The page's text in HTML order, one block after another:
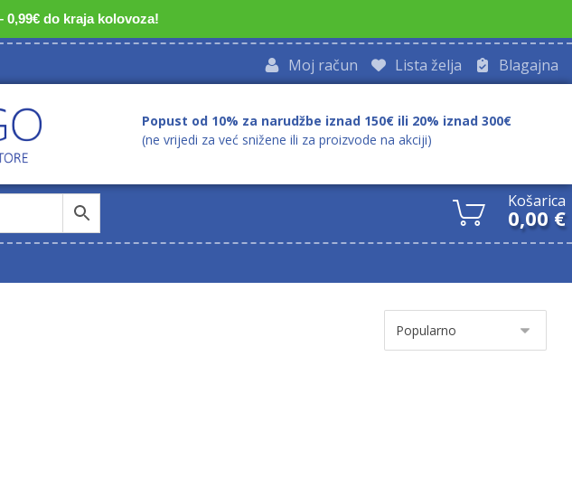
0,99€ do kraja kolovoza!
Blagajna
Lista želja
Moj račun
Popust od 10% za narudžbe iznad 150€ ili 20% iznad 300€
(ne vrijedi za već snižene ili za proizvode na akciji)
Košarica
0,00 €